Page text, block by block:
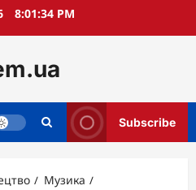
8:01:35 PM
Subscribe
Музика